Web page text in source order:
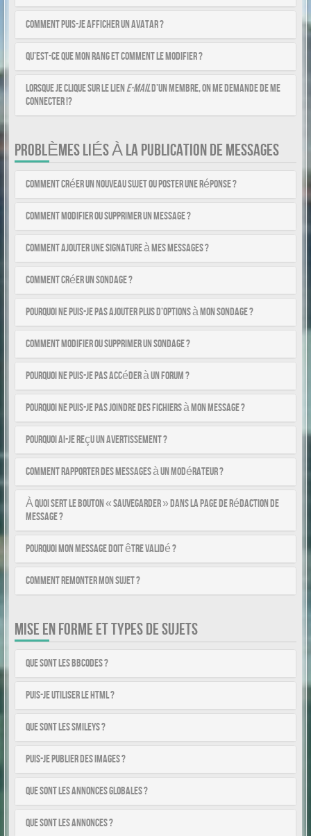
Comment puis-je afficher un avatar ?
Qu’est-ce que mon rang et comment le modifier ?
Lorsque je clique sur le liene-maild’un membre, on me demande de me
connecter !?
PROBLÈMES LIÉS À LA PUBLICATION DE MESSAGES
Comment créer un nouveau sujet ou poster une réponse ?
Comment modifier ou supprimer un message ?
Comment ajouter une signature à mes messages ?
Comment créer un sondage ?
Pourquoi ne puis-je pas ajouter plus d’options à mon sondage ?
Comment modifier ou supprimer un sondage ?
Pourquoi ne puis-je pas accéder à un forum ?
Pourquoi ne puis-je pas joindre des fichiers à mon message ?
Pourquoi ai-je reçu un avertissement ?
Comment rapporter des messages à un modérateur ?
À quoi sert le bouton « Sauvegarder » dans la page de rédaction de
message ?
Pourquoi mon message doit être validé ?
Comment remonter mon sujet ?
MISE EN FORME ET TYPES DE SUJETS
Que sont les BBCodes ?
Puis-je utiliser le HTML ?
Que sont les smileys ?
Puis-je publier des images ?
Que sont les annonces globales ?
Que sont les annonces ?